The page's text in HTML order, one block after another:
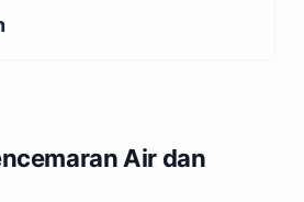
Air dan